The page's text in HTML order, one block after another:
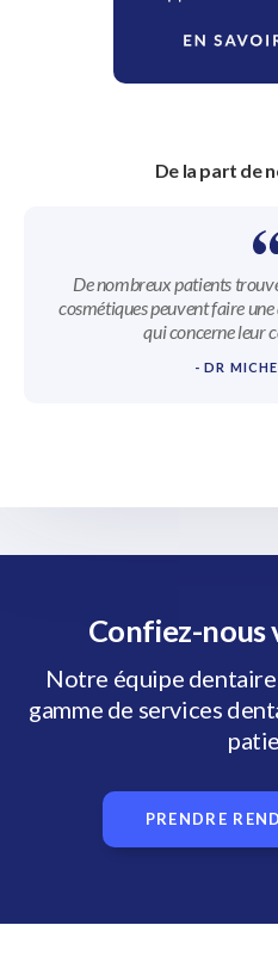
De la part de
De nombreux patients
cosmétiques peuvent faire
qui concerne leur
- DR
Confiez-
Notre équipe dentaire
gamme de services
PRENDRE